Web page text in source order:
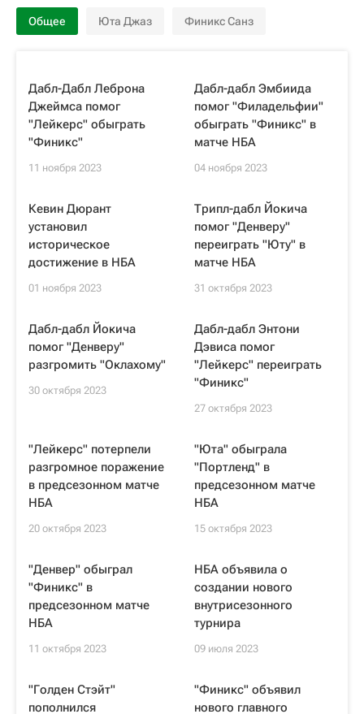
Общее Юта Джаз Финикс Санз
Дабл-Дабл Леброна
Джеймса помог
"Лейкерс" обыграть
"Финикс"
11 ноября 2023
Дабл-дабл Эмбиида
помог "Филадельфии"
обыграть "Финикс" в
матче НБА
04 ноября 2023
Кевин Дюрант
установил
историческое
достижение в НБА
01 ноября 2023
Трипл-дабл Йокича
помог "Денверу"
переиграть "Юту" в
матче НБА
31 октября 2023
Дабл-дабл Йокича
помог "Денверу"
разгромить "Оклахому"
30 октября 2023
Дабл-дабл Энтони
Дэвиса помог
"Лейкерс" переиграть
"Финикс"
27 октября 2023
"Лейкерс" потерпели
разгромное поражение
в предсезонном матче
НБА
20 октября 2023
"Юта" обыграла
"Портленд" в
предсезонном матче
НБА
15 октября 2023
"Денвер" обыграл
"Финикс" в
предсезонном матче
НБА
11 октября 2023
НБА объявила о
создании нового
внутрисезонного
турнира
09 июля 2023
"Голден Стэйт"
пополнился
"Финикс" объявил
нового главного